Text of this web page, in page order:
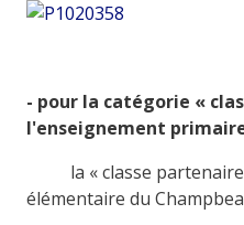
- pour la catégorie «
l'enseignement primaire
la « classe partenaire
élémentaire du